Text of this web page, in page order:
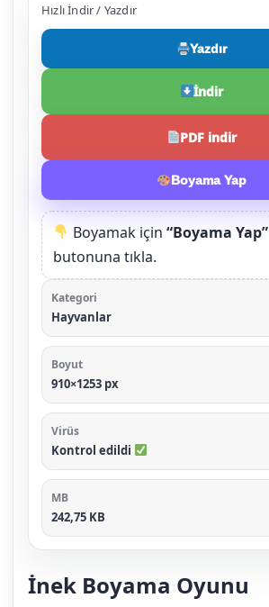
Hızlı İndir / Yazdır
Yazdır
İndir
PDF indir
Boyama Yap
Boyamak için“Boyama Yap”
butonuna tıkla.
Kategori
Hayvanlar
Boyut
910×1253 px
Virüs
Kontrol edildi
MB
242,75 KB
İnek Boyama Oyunu